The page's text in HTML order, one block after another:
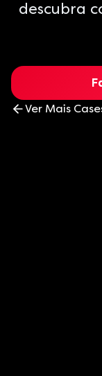
descubra
Ver Mais